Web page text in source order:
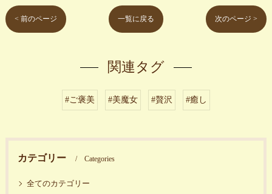
< 前のページ 一覧に戻る 次のページ >
関連タグ
#ご褒美 #美魔女 #贅沢 #癒し
カテゴリー Categories
全てのカテゴリー